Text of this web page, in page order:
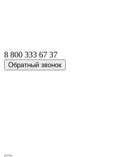
8 800 333 67 37
Обратный звонок